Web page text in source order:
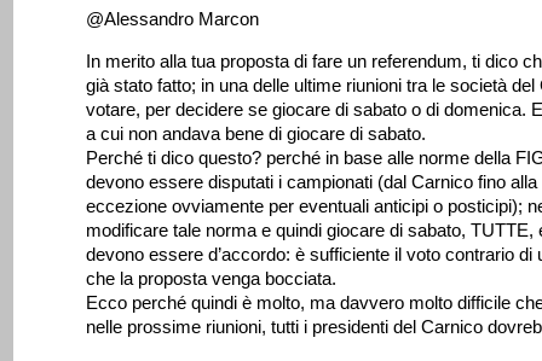
@Alessandro Marcon
In merito alla tua proposta di fare un referendum, ti dico
già stato fatto; in una delle ultime riunioni tra le società
votare, per decidere se giocare di sabato o di domenica.
a cui non andava bene di giocare di sabato.
Perché ti dico questo? perché in base alle norme della
devono essere disputati i campionati (dal Carnico fino
eccezione ovviamente per eventuali anticipi o posticipi);
modificare tale norma e quindi giocare di sabato,
devono essere d’accordo: è sufficiente il voto contrario
che la proposta venga bocciata.
Ecco perché quindi è molto, ma davvero molto difficile
nelle prossime riunioni, tutti i presidenti del Carnico